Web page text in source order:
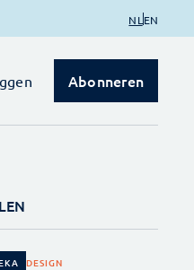
NL EN
Abonneren
DESIGN